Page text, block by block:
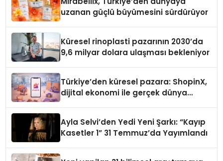
uzanan güçlü büyümesini sürdürüyor
Küresel rinoplasti pazarının 2030’da
9,6 milyar dolara ulaşması bekleniyor
Türkiye’den küresel pazara: ShopinX,
dijital ekonomi ile gerçek dünya
Ayla Selvi’den Yedi Yeni Şarkı: “Kayıp
Kasetler 1” 31 Temmuz’da Yayımlandı